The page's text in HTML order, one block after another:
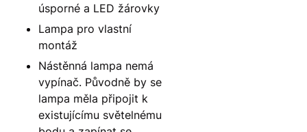
úsporné a LED žárovky
Lampa pro vlastní
montáž
Nástěnná lampa nemá
vypínač. Původně by se
lampa měla připojit k
existujícímu světelnému